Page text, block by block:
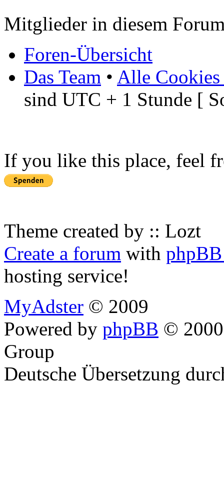
Mitglieder in diesem
Foren-Übersicht
Das Team • Alle Cookies
sind UTC + 1 Stunde [
If you like this place, feel
Theme created by :: Lozt
Create a forum with
hosting service!
MyAdster © 2009
Powered by phpBB ©
Group
Deutsche Übersetzung